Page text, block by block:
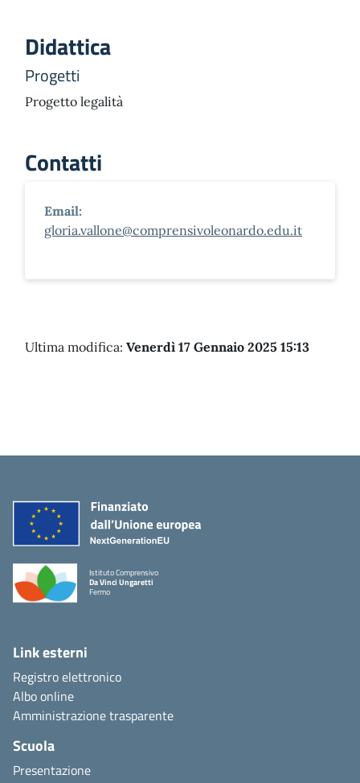
Didattica
Progetti
Progetto legalità
Contatti
Email:
gloria.vallone@comprensivoleonardo.edu.it
Ultima modifica: Venerdì 17 Gennaio 2025 15:13
Istituto Comprensivo
Da Vinci Ungaretti
Fermo
Link esterni
Registro elettronico
Albo online
Amministrazione trasparente
Scuola
Presentazione